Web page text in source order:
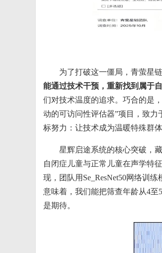
为了打破这一僵局，青萤星
能通过技术干预，重新找到属于
们对技术温度的追求。巧合的是
动的可访问性评估器”项目，致
标努力：让技术成为温暖特殊群体
星辉启途系统的核心突破，
自闭症儿童与正常儿童在声学特
现，团队用Se_ResNet50网络训
意味着，我们能把筛查年龄从4至
是期待。